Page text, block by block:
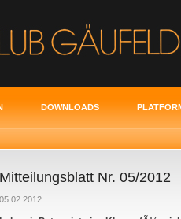
DOWNLOADS
Mitteilungsblatt Nr. 05/2012
05.02.2012